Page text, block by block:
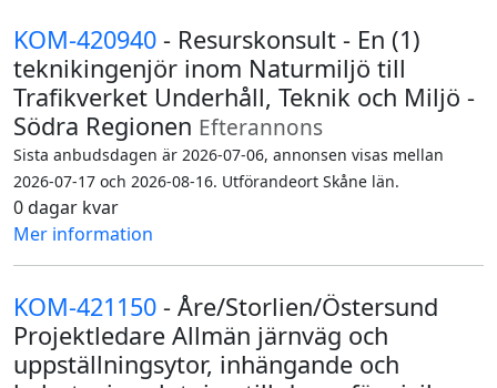
KOM-420940 - Resurskonsult - En (1)
teknikingenjör inom Naturmiljö till
Trafikverket Underhåll, Teknik och Miljö -
Södra Regionen Efterannons
Sista anbudsdagen är 2026-07-06, annonsen visas mellan
2026-07-17 och 2026-08-16. Utförandeort Skåne län.
0 dagar kvar
Mer information
KOM-421150 - Åre/Storlien/Östersund
Projektledare Allmän järnväg och
uppställningsytor, inhängande och